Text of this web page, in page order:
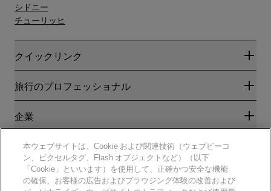
シドニー
チューリッヒ
クイックリンク
Radisson Rewards
ブログ
目的地
ラディソンホテルアプリ
スポーツ認定ホテル
ファミリーフレンドリーホテル
健康と安全
旅行のプロフェッショナル
パートナー
旅行代理店
企業
Radisson Hotel Group
メディア
キャリアRHG
採用情報PPHE
法務
プライバシー通知
法的通知
ヘルプ
本ウェブサイトは、Cookie および関連技術（ウェブビーコ
ン、ピクセルタグ、Flash オブジェクトなど）（以下
「Cookie」といいます）を使用して、正確かつ安全な機能
の確保、お客様の広告およびブラウジング体験の改善および